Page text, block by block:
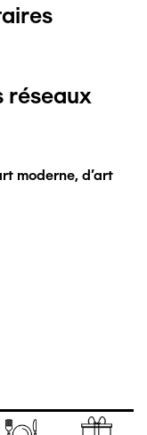
réseaux
moderne, d'art